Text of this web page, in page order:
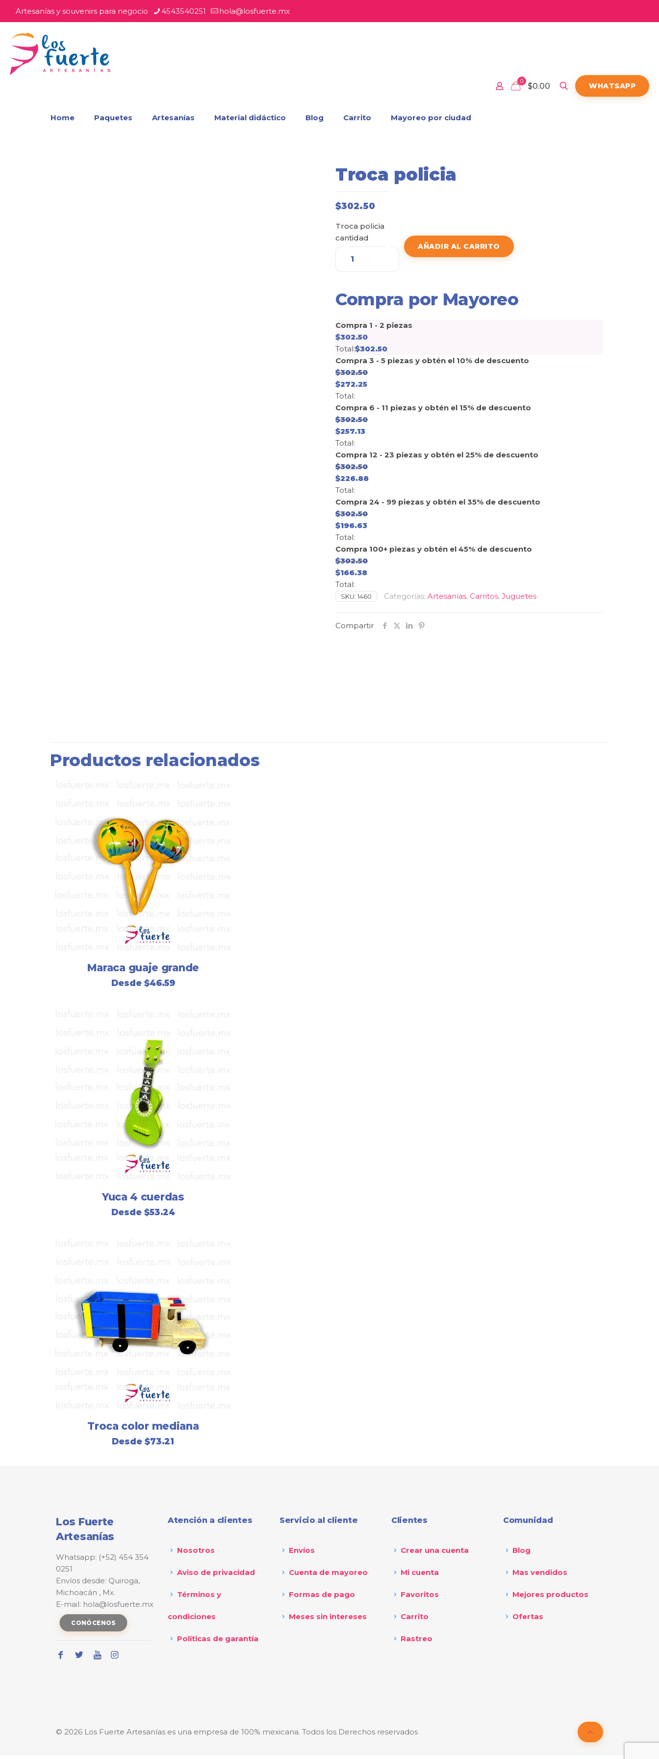
Artesanías y souvenirs para negocio 4543540251 hola@losfuerte.mx
Home Paquetes Artesanías Material didáctico Blog Carrito Mayoreo por ciudad
0
$0.00 WHATSAPP
Troca policia
$302.50
Troca policia
cantidad
AÑADIR AL CARRITO
Compra por Mayoreo
Compra 1 - 2 piezas
$302.50
Total:$302.50
Compra 3 - 5 piezas y obtén el 10% de descuento
$302.50
$272.25
Total:
Compra 6 - 11 piezas y obtén el 15% de descuento
$302.50
$257.13
Total:
Compra 12 - 23 piezas y obtén el 25% de descuento
$302.50
$226.88
Total:
Compra 24 - 99 piezas y obtén el 35% de descuento
$302.50
$196.63
Total:
Compra 100+ piezas y obtén el 45% de descuento
$302.50
$166.38
Total:
SKU: 1460 Categorías: Artesanías, Carritos, Juguetes
Compartir
Productos relacionados
Maraca guaje grande
Desde $46.59
Yuca 4 cuerdas
Desde $53.24
Troca color mediana
Desde$73.21
Los Fuerte
Artesanías
Whatsapp: (+52) 454 354
0251
Envíos desde: Quiroga,
Michoacán , Mx.
E-mail: hola@losfuerte.mx
CONÓCENOS
Atención a clientes
Nosotros
Aviso de privacidad
Términos y
condiciones
Políticas de garantía
Servicio al cliente
Envíos
Cuenta de mayoreo
Formas de pago
Meses sin intereses
Clientes
Crear una cuenta
Mi cuenta
Favoritos
Carrito
Rastreo
Comunidad
Blog
Mas vendidos
Mejores productos
Ofertas
© 2026 Los Fuerte Artesanías es una empresa de 100% mexicana. Todos los Derechos reservados